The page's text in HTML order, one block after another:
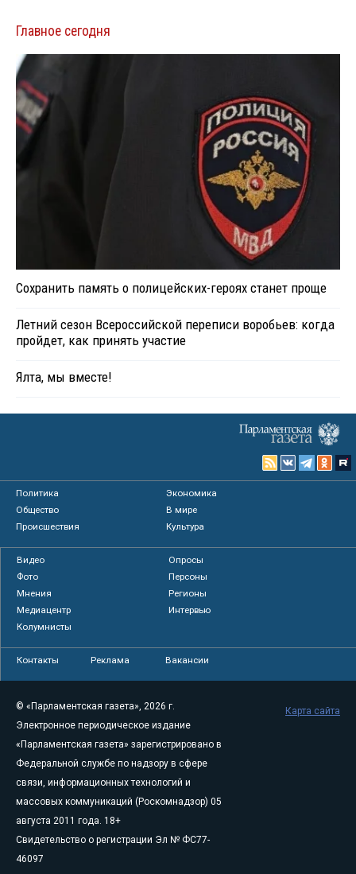
Главное сегодня
Сохранить память о полицейских-героях станет проще
Летний сезон Всероссийской переписи воробьев: когда
пройдет, как принять участие
Ялта, мы вместе!
Политика
Экономика
Общество
В мире
Происшествия
Культура
Видео
Опросы
Фото
Персоны
Мнения
Регионы
Медиацентр
Интервью
Колумнисты
Контакты Реклама Вакансии
© «Парламентская газета», 2026 г.
Электронное периодическое издание
«Парламентская газета» зарегистрировано в
Федеральной службе по надзору в сфере
связи, информационных технологий и
массовых коммуникаций (Роскомнадзор) 05
августа 2011 года. 18+
Свидетельство о регистрации Эл № ФС77-
46097
Карта сайта